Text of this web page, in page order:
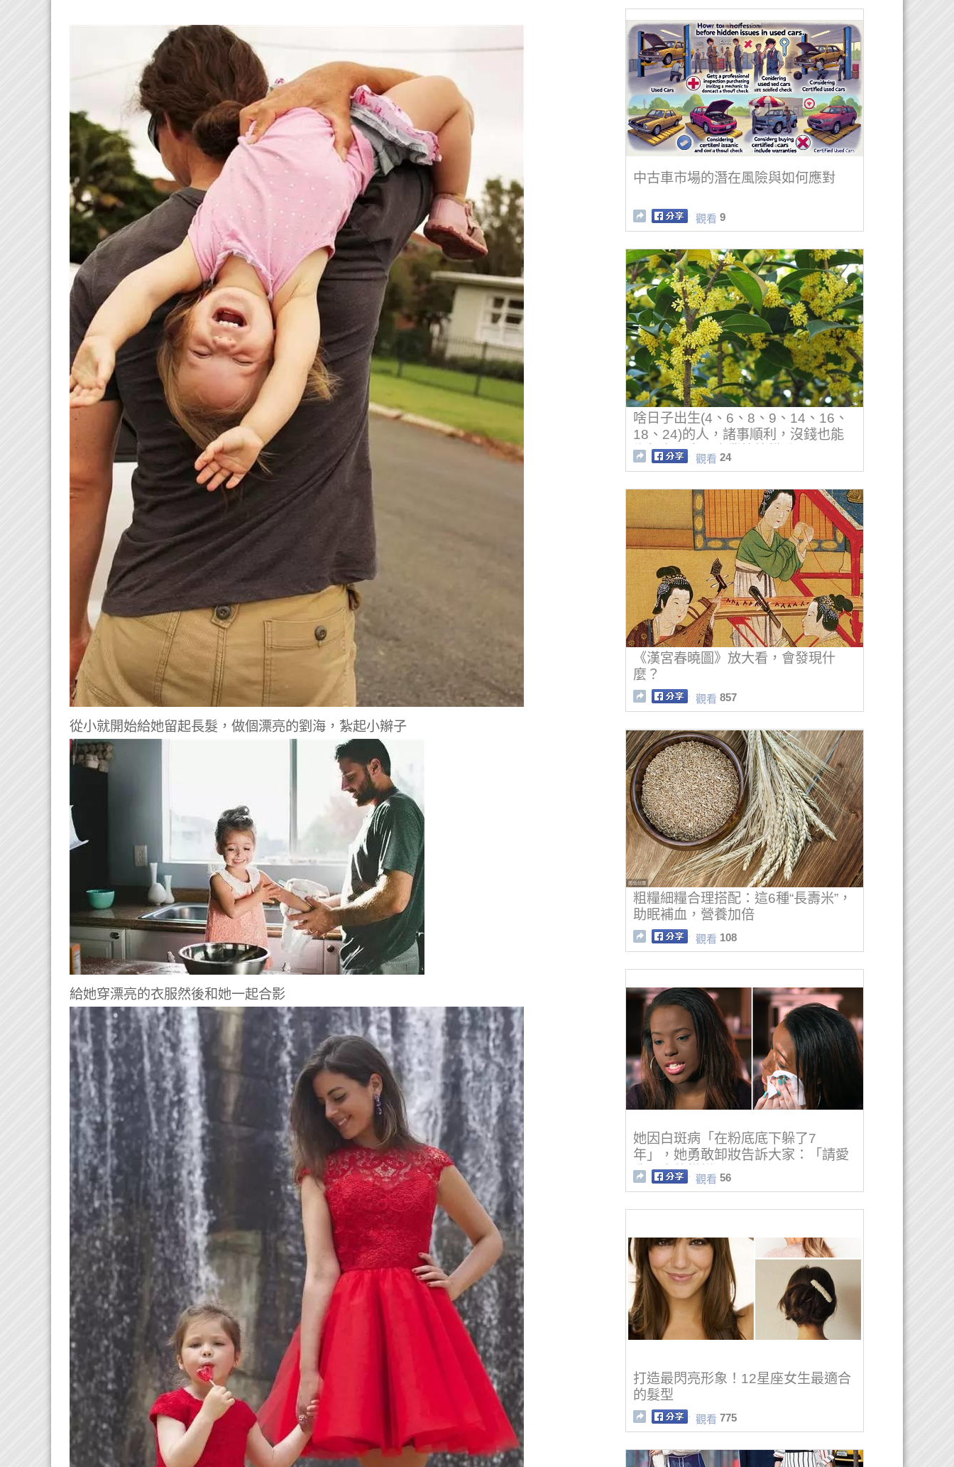
從小就開始給她留起長髮，做個漂亮的劉海，紮起小辮子
給她穿漂亮的衣服然後和她一起合影
中古車市場的潛在風險與如何應對
觀看 9
啥日子出生(4、6、8、9、14、16、
18、24)的人，諸事順利，沒錢也能
靠努力翻身，事業節節攀升
觀看 24
《漢宮春曉圖》放大看，會發現什
麼？
觀看 857
粗糧細糧合理搭配：這6種“長壽米”，
助眠補血，營養加倍
觀看 108
她因白斑病「在粉底底下躲了7
年」，她勇敢卸妝告訴大家：「請愛
我原本的模樣！」
觀看 56
打造最閃亮形象！12星座女生最適合
的髮型
觀看 775